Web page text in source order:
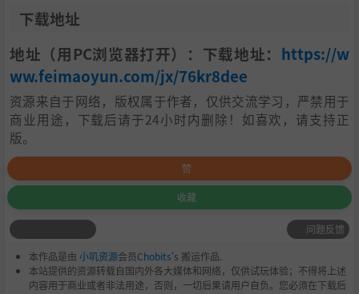
下载地址
地址（用PC浏览器打开）：下载地址： https://w
ww.feimaoyun.com/jx/76kr8dee
资源来自于网络，版权属于作者，仅供交流学习，严禁用于
商业用途，下载后请于24小时内删除！如喜欢，请支持正
版。
赞
收藏
问题反馈
本作品是由 小叽资源会员Chobits's 搬运作品.
本站提供的资源转载自国内外各大媒体和网络，仅供试玩体验；不得将上述
内容用于商业或者非法用途，否则，一切后果请用户自负。您必须在下载后